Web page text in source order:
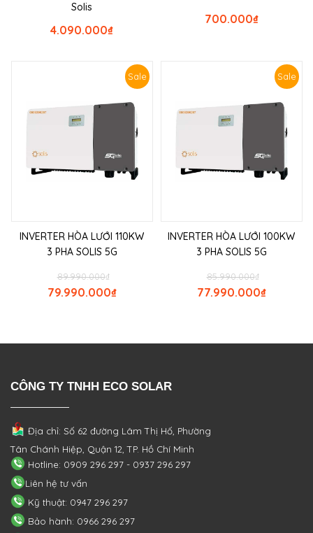
Solis
₫
4.090.000
₫
700.000
Sale
INVERTER HÒA LƯỚI 110KW
3 PHA SOLIS 5G
₫
89.990.000
₫
79.990.000
Sale
INVERTER HÒA LƯỚI 100KW
3 PHA SOLIS 5G
₫
85.990.000
₫
77.990.000
CÔNG TY TNHH ECO SOLAR
Địa chỉ: Số 62 đường Lâm Thị Hố, Phường
Tân Chánh Hiệp, Quận 12, TP. Hồ Chí Minh
Hotline: 0909 296 297 - 0937 296 297
Liên hệ tư vấn
Kỹ thuật: 0947 296 297
Bảo hành: 0966 296 297